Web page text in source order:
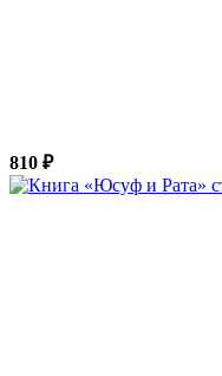
810 ₽